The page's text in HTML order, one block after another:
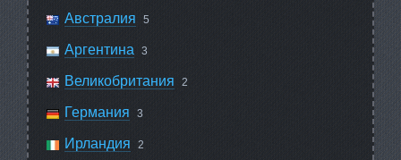
Австралия 5
Аргентина 3
Великобритания 2
Германия 3
Ирландия 2